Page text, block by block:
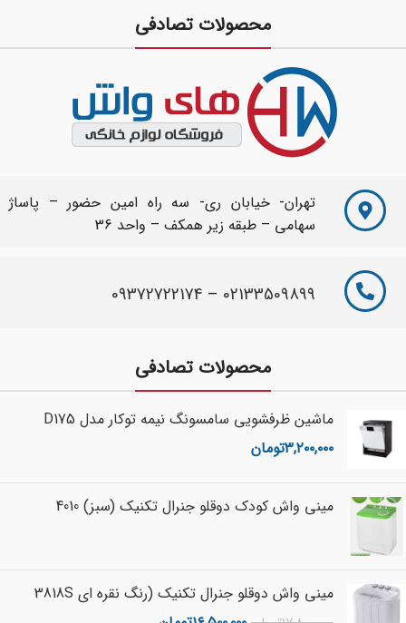
محصولات تصادفی
تهران- خیابان ری- سه راه امین حضور – پاساژ
سهامی – طبقه زیر همکف – واحد 36
02133509899
–
09372722174
محصولات تصادفی
ماشین ظرفشویی سامسونگ نیمه توکار مدل D175
۳,۲۰۰,۰۰۰تومان
مینی واش کودک دوقلو جنرال تکنیک (سبز) 4010
مینی واش دوقلو جنرال تکنیک (رنگ نقره ای 3818S